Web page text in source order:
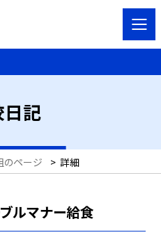
記
のページ > 詳細
ルマナー給食